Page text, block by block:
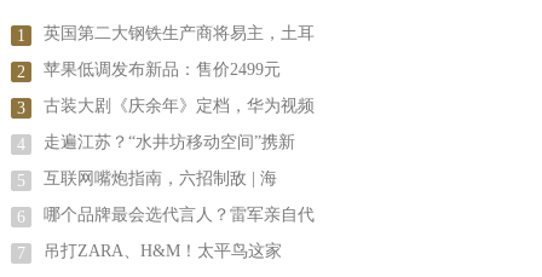
1 英国第二大钢铁生产商将易主，土耳
2 苹果低调发布新品：售价2499元
3 古装大剧《庆余年》定档，华为视频
4 走遍江苏？“水井坊移动空间”携新
5 互联网嘴炮指南，六招制敌 | 海
6 哪个品牌最会选代言人？雷军亲自代
7 吊打ZARA、H&M！太平鸟这家